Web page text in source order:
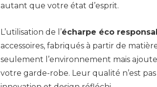
autant que votre état d’esprit.
L’utilisation de l’écharpe éco
accessoires, fabriqués à partir de
seulement l’environnement mais
votre garde-robe. Leur qualité n’est